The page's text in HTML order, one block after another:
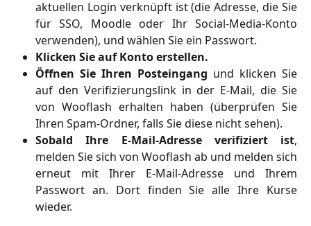
aktuellen Login verknüpft ist (die Adresse, die Sie
für SSO, Moodle oder Ihr Social-Media-Konto
verwenden), und wählen Sie ein Passwort.
Klicken Sie auf Konto erstellen.
Öffnen Sie Ihren Posteingang und klicken Sie
auf den Verifizierungslink in der E-Mail, die Sie
von Wooflash erhalten haben (überprüfen Sie
Ihren Spam-Ordner, falls Sie diese nicht sehen).
Sobald Ihre E-Mail-Adresse verifiziert ist,
melden Sie sich von Wooflash ab und melden sich
erneut mit Ihrer E-Mail-Adresse und Ihrem
Passwort an. Dort finden Sie alle Ihre Kurse
wieder.